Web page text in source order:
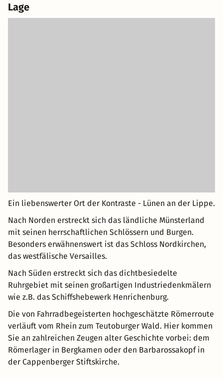
Lage
Ein liebenswerter Ort der Kontraste - Lünen an der Lippe.
Nach Norden erstreckt sich das ländliche Münsterland
mit seinen herrschaftlichen Schlössern und Burgen.
Besonders erwähnenswert ist das Schloss Nordkirchen,
das westfälische Versailles.
Nach Süden erstreckt sich das dichtbesiedelte
Ruhrgebiet mit seinen großartigen Industriedenkmälern
wie z.B. das Schiffshebewerk Henrichenburg.
Die von Fahrradbegeisterten hochgeschätzte Römerroute
verläuft vom Rhein zum Teutoburger Wald. Hier kommen
Sie an zahlreichen Zeugen alter Geschichte vorbei: dem
Römerlager in Bergkamen oder den Barbarossakopf in
der Cappenberger Stiftskirche.